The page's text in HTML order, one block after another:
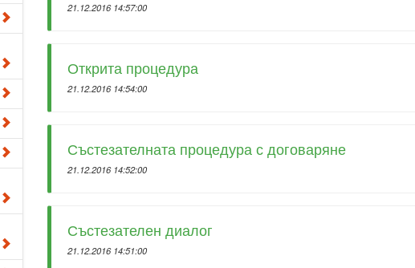
21.12.2016 14:57:00
Открита процедура
21.12.2016 14:54:00
Състезателната процедура с договаряне
21.12.2016 14:52:00
Състезателен диалог
21.12.2016 14:51:00